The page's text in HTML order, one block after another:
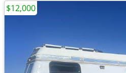
$12,000